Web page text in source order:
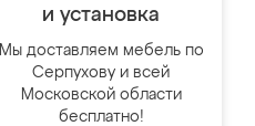
и установка
Мы доставляем мебель по
Серпухову и всей
Московской области
бесплатно!